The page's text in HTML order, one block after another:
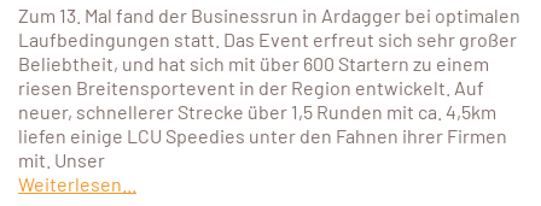
Zum 13. Mal fand der Businessrun in Ardagger bei optimalen
Laufbedingungen statt. Das Event erfreut sich sehr großer
Beliebtheit, und hat sich mit über 600 Startern zu einem
riesen Breitensportevent in der Region entwickelt. Auf
neuer, schnellerer Strecke über 1,5 Runden mit ca. 4,5km
liefen einige LCU Speedies unter den Fahnen ihrer Firmen
mit. Unser
Weiterlesen...